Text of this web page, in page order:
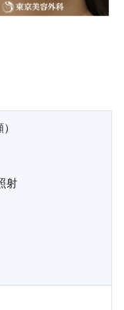
射